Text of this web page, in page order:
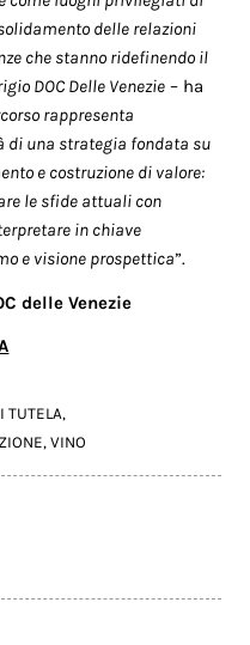
delle relazioni
che stanno ridefinendo il
DOC Delle Venezie – ha
rappresenta
di una strategia fondata su
e costruzione di valore:
le sfide attuali con
in chiave
e visione prospettica”.
delle Venezie
TUTELA,
,VINO